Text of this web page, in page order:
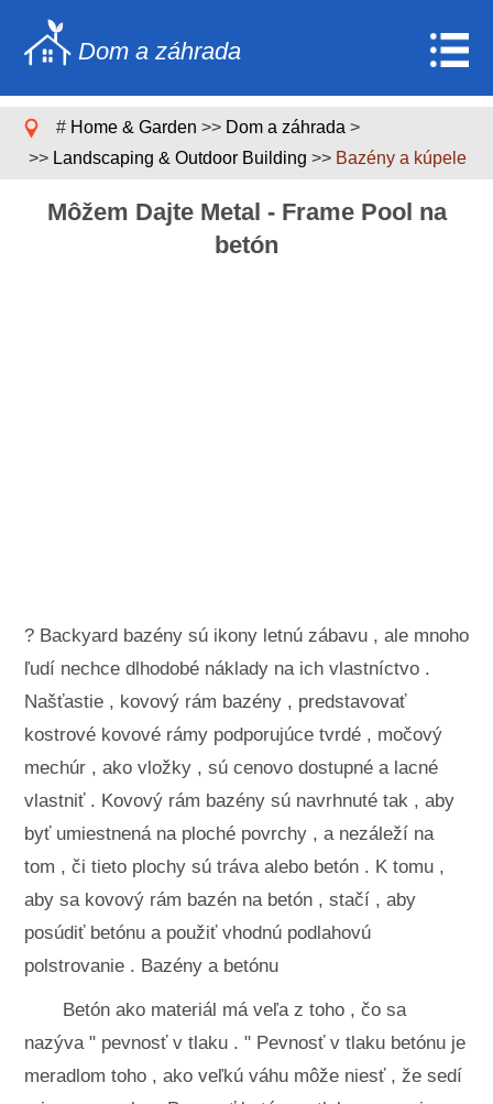
Dom a záhrada
Stavebníctvo a rekonštrukcia
# Home & Garden >> Dom a záhrada >
>> Landscaping & Outdoor Building >> Bazény a kúpele
Môžem Dajte Metal - Frame Pool na
betón
? Backyard bazény sú ikony letnú zábavu , ale mnoho
ľudí nechce dlhodobé náklady na ich vlastníctvo .
Našťastie , kovový rám bazény , predstavovať
kostrové kovové rámy podporujúce tvrdé , močový
mechúr , ako vložky , sú cenovo dostupné a lacné
vlastniť . Kovový rám bazény sú navrhnuté tak , aby
byť umiestnená na ploché povrchy , a nezáleží na
tom , či tieto plochy sú tráva alebo betón . K tomu ,
aby sa kovový rám bazén na betón , stačí , aby
posúdiť betónu a použiť vhodnú podlahovú
polstrovanie . Bazény a betónu
Betón ako materiál má veľa z toho , čo sa
nazýva " pevnosť v tlaku . " Pevnosť v tlaku betónu je
meradlom toho , ako veľkú váhu môže niesť , že sedí